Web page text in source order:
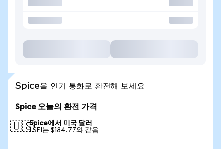
Spice을 인기 통화로 환전해 보세요
Spice 오늘의 환전 가격
🇺🇸Spice에서 미국 달러
1 SFI는 $184.77와 같음